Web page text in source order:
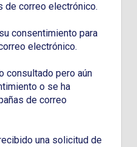
de correo electrónico.
consentimiento para
electrónico.
consultado pero aún
o se ha
de correo
una solicitud de